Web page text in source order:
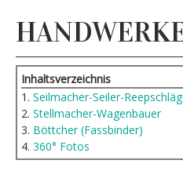
Inhaltsverzeichnis
1. Seilmacher-Seiler-
2. Stellmacher-Wagenbauer
3. Böttcher (Fassbinder)
4. 360° Fotos